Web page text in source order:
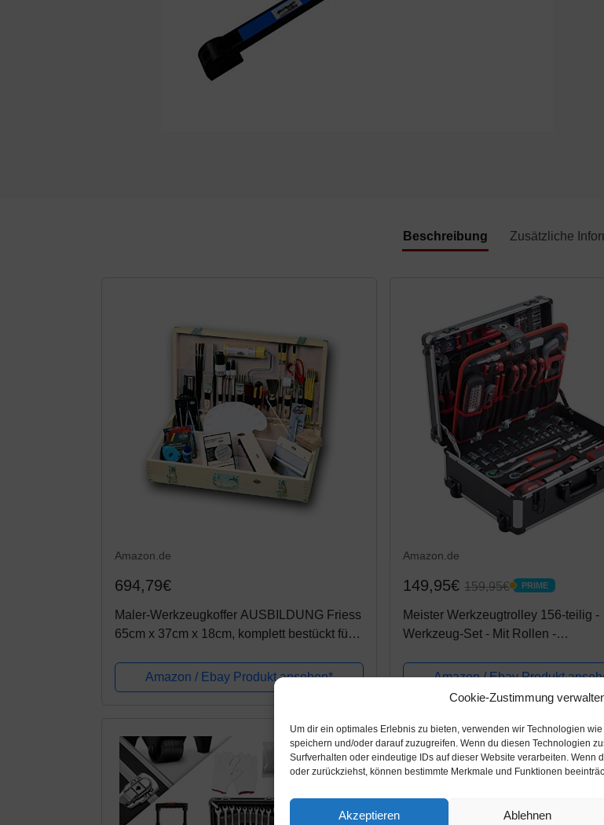
Cookie-Zustimmung
Um dir ein optimales Erlebnis zu bieten, verwenden wir Technologien
speichern und/oder darauf zuzugreifen. Wenn du diesen Technologien
Surfverhalten oder eindeutige IDs auf dieser Website verarbeiten. Wenn
oder zurückziehst, können bestimmte Merkmale und Funktionen
Akzeptieren Ablehnen
Beschreibung Zusätzliche
Amazon.de
694,79€
Maler-Werkzeugkoffer AUSBILDUNG Friess
65cm x 37cm x 18cm, komplett bestückt für
Amazon / Ebay Produkt ansehen*
Amazon.de
149,95€159,95€ PRIME
PRIME
Meister Werkzeugtrolley 156-teilig -
Werkzeug-Set - Mit Rollen -
befüllt / Werkzeugkiste fahrbar auf
Amazon / Ebay Produkt
-15%